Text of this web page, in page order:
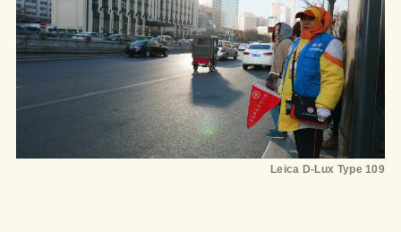
Leica D-Lux Type 109